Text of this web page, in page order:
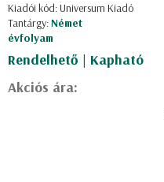
Kiadói kód: Universum Kiadó
Tantárgy:Német
évfolyam
Rendelhető | Kapható
Akciós ára: